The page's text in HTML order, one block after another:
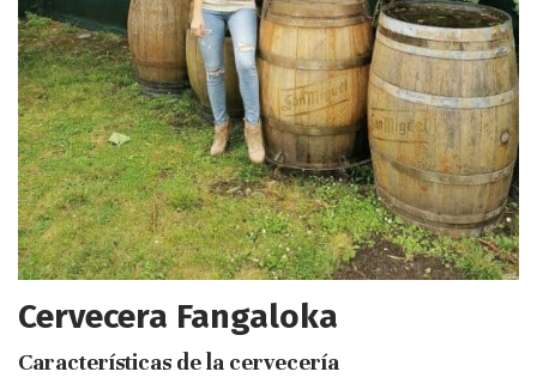
Cervecera Fangaloka
Características de la cervecería